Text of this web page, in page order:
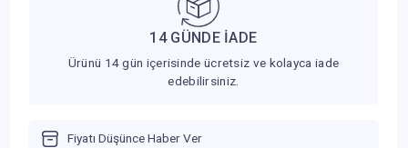
14 GÜNDE İADE
Ürünü 14 gün içerisinde ücretsiz ve kolayca iade
edebilirsiniz.
Fiyatı Düşünce Haber Ver